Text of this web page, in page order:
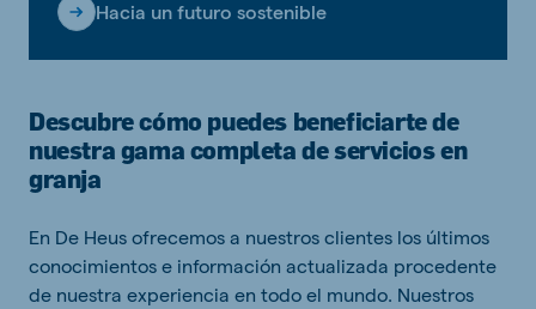
Hacia un futuro sostenible
Descubre cómo puedes beneficiarte de
nuestra gama completa de servicios en
granja
En De Heus ofrecemos a nuestros clientes los últimos
conocimientos e información actualizada procedente
de nuestra experiencia en todo el mundo. Nuestros